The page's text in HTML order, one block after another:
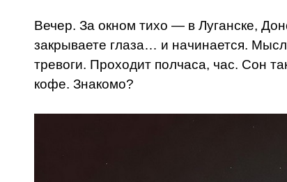
Вечер. За окном тихо — в Луганске,
закрываете глаза… и начинается.
тревоги. Проходит полчаса, час. Сон
кофе. Знакомо?